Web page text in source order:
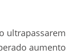
ultrapassarem
aumento